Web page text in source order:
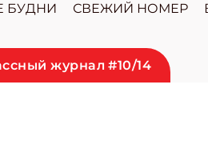
БУДНИ СВЕЖИЙ НОМЕР
журнал #10/14